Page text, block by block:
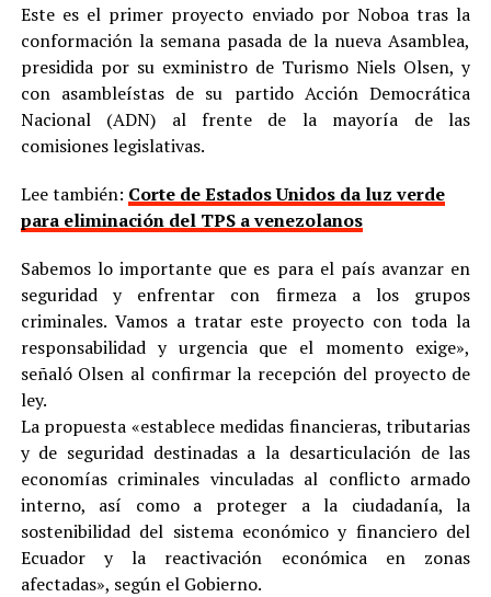
Este es el primer proyecto enviado por Noboa tras la
conformación la semana pasada de la nueva Asamblea,
presidida por su exministro de Turismo Niels Olsen, y
con asambleístas de su partido Acción Democrática
Nacional (ADN) al frente de la mayoría de las
comisiones legislativas.
Lee también: Corte de Estados Unidos da luz verde
para eliminación del TPS a venezolanos
Sabemos lo importante que es para el país avanzar en
seguridad y enfrentar con firmeza a los grupos
criminales. Vamos a tratar este proyecto con toda la
responsabilidad y urgencia que el momento exige»,
señaló Olsen al confirmar la recepción del proyecto de
ley.
La propuesta «establece medidas financieras, tributarias
y de seguridad destinadas a la desarticulación de las
economías criminales vinculadas al conflicto armado
interno, así como a proteger a la ciudadanía, la
sostenibilidad del sistema económico y financiero del
Ecuador y la reactivación económica en zonas
afectadas», según el Gobierno.